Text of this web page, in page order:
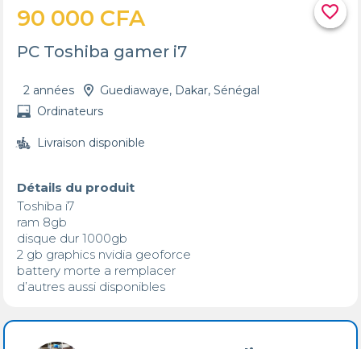
favorite_border
90 000 CFA
PC Toshiba gamer i7
2 années
Guediawaye, Dakar, Sénégal
Ordinateurs
Livraison disponible
Détails du produit
Toshiba i7
ram 8gb
disque dur 1000gb
2 gb graphics nvidia geoforce
battery morte a remplacer
d’autres aussi disponibles